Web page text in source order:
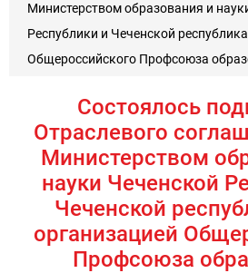
Министерством образования и
Республики и Чеченской
Общероссийского Профсоюза
Состоялось
Отраслевого
Министерством
науки Чеченской
Чеченской
организацией
Профсоюза